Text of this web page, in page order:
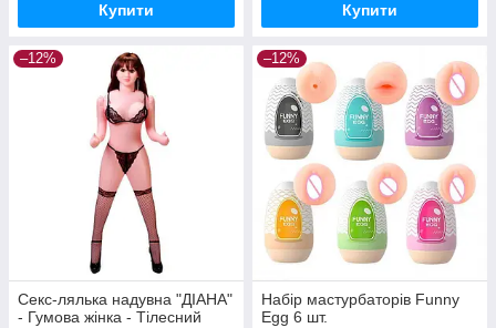
Купити Купити
–12%
Секс-лялька надувна "ДІАНА"
- Гумова жінка - Тілесний
–12%
Набір мастурбаторів Funny
Egg 6 шт.